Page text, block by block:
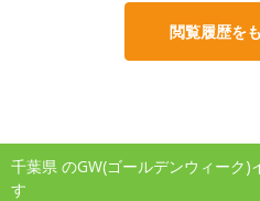
閲覧履歴を
千葉県 のGW(ゴールデンウィーク
す